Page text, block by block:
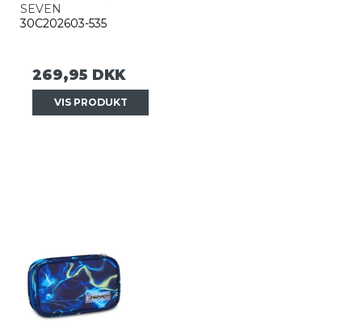
SEVEN
30C202603-535
269,95 DKK
VIS PRODUKT